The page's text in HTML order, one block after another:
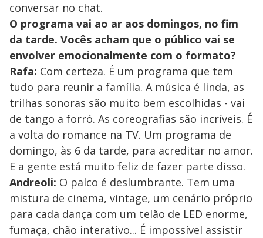
conversar no chat.
O programa vai ao ar aos domingos, no fim
da tarde. Vocês acham que o público vai se
envolver emocionalmente com o formato?
Rafa: Com certeza. É um programa que tem
tudo para reunir a família. A música é linda, as
trilhas sonoras são muito bem escolhidas - vai
de tango a forró. As coreografias são incríveis. É
a volta do romance na TV. Um programa de
domingo, às 6 da tarde, para acreditar no amor.
E a gente está muito feliz de fazer parte disso.
Andreoli: O palco é deslumbrante. Tem uma
mistura de cinema, vintage, um cenário próprio
para cada dança com um telão de LED enorme,
fumaça, chão interativo... É impossível assistir